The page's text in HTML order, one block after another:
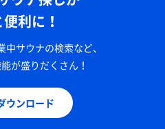
利に！
サウナの検索など、
が盛りだくさん！
ウンロード